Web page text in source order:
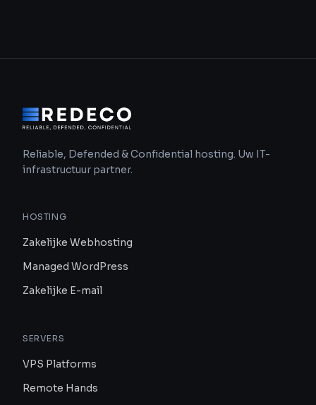
Reliable, Defended & Confidential hosting. Uw IT-
infrastructuur partner.
HOSTING
Zakelijke Webhosting
Managed WordPress
Zakelijke E-mail
SERVERS
VPS Platforms
Remote Hands